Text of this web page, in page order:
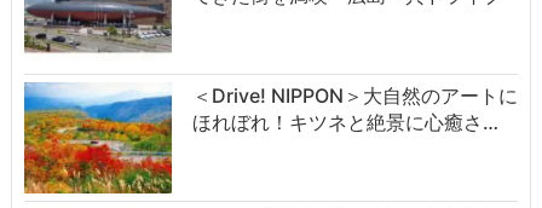
＜Drive! NIPPON＞大自然のアートに
ほれぼれ！キツネと絶景に心癒さ…